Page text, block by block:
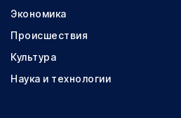
Экономика
Происшествия
Культура
Наука и технологии